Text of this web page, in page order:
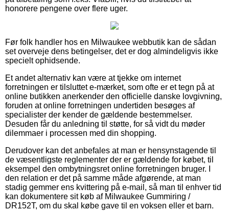
honorere pengene over flere uger.
Før folk handler hos en Milwaukee webbutik kan de sådan
set overveje dens betingelser, det er dog almindeligvis ikke
specielt ophidsende.
Et andet alternativ kan være at tjekke om internet
forretningen er tilsluttet e-mærket, som ofte er et tegn på at
online butikken anerkender den officielle danske lovgivning,
foruden at online forretningen undertiden besøges af
specialister der kender de gældende bestemmelser.
Desuden får du anledning til støtte, for så vidt du møder
dilemmaer i processen med din shopping.
Derudover kan det anbefales at man er hensynstagende til
de væsentligste reglementer der er gældende for købet, til
eksempel den ombytningsret online forretningen bruger. I
den relation er det på samme måde afgørende, at man
stadig gemmer ens kvittering på e-mail, så man til enhver tid
kan dokumentere sit køb af Milwaukee Gummiring /
DR152T, om du skal købe gave til en voksen eller et barn.